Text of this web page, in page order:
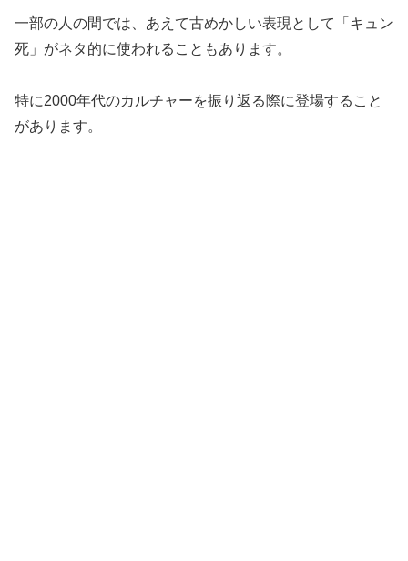
一部の人の間では、あえて古めかしい表現として「キュン
死」がネタ的に使われることもあります。
特に2000年代のカルチャーを振り返る際に登場すること
があります。